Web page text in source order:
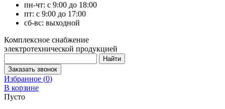
пн-чт: с 9:00 до 18:00
пт: с 9:00 до 17:00
сб-вс: выходной
Комплексное снабжение
электротехнической продукцией
Избранное (0)
В корзине
Пусто